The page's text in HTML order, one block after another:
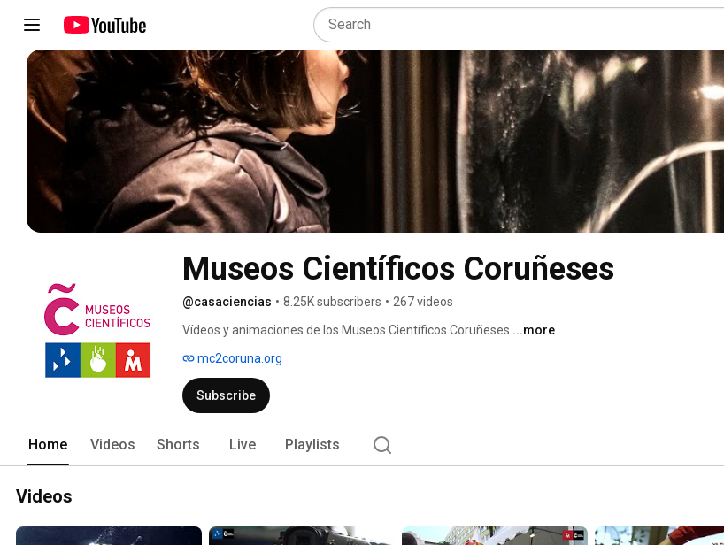
Museos Científicos Coruñeses
@casaciencias • 8.25K subscribers • 267 videos
Vídeos y animaciones de los Museos Científicos Coruñeses ...more
mc2coruna.org
Subscribe
Home Videos Shorts Live Playlists
Videos